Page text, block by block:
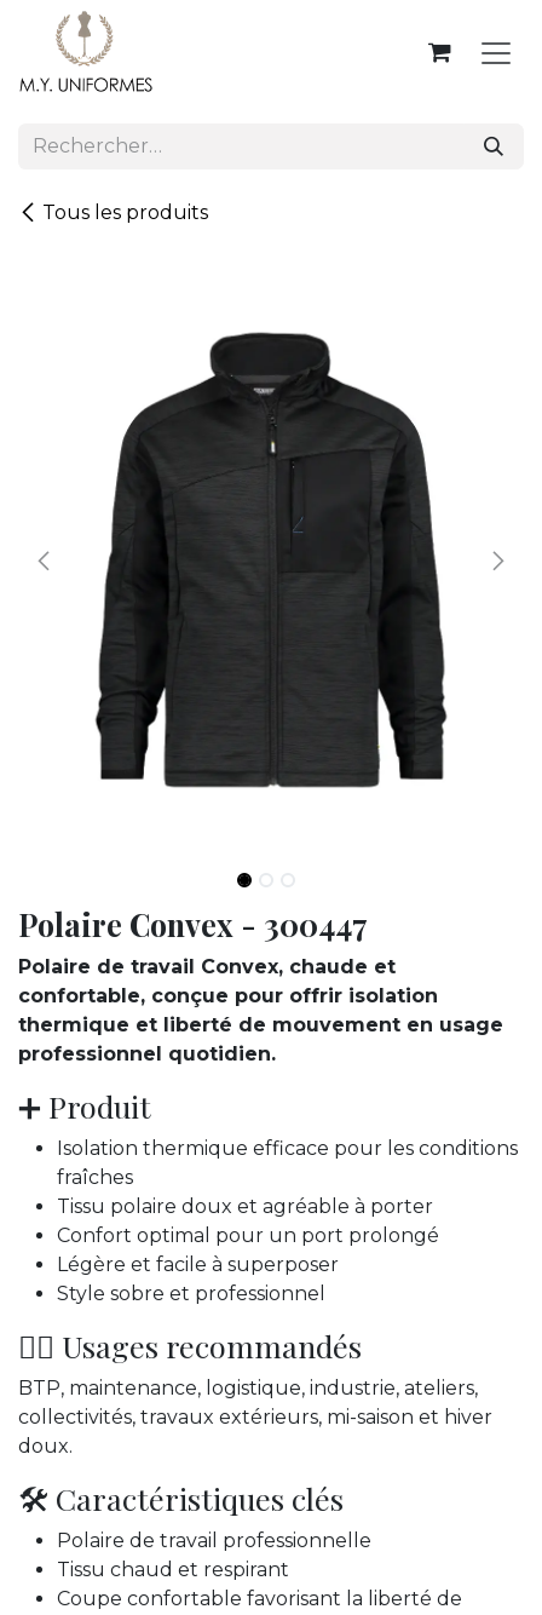
Se rendre au contenu
Tous les produits
Polaire Convex - 300447
Polaire de travail Convex, chaude et
confortable, conçue pour offrir isolation
thermique et liberté de mouvement en usage
professionnel quotidien.
➕ Produit
Isolation thermique efficace pour les conditions
fraîches
Tissu polaire doux et agréable à porter
Confort optimal pour un port prolongé
Légère et facile à superposer
Style sobre et professionnel
👷‍♂️ Usages recommandés
BTP, maintenance, logistique, industrie, ateliers,
collectivités, travaux extérieurs, mi-saison et hiver
doux.
🛠️ Caractéristiques clés
Polaire de travail professionnelle
Tissu chaud et respirant
Coupe confortable favorisant la liberté de